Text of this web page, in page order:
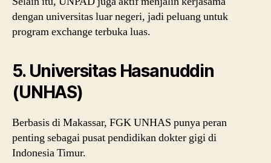
dengan universitas luar negeri, jadi peluang untuk
program exchange terbuka luas.
5. Universitas Hasanuddin
(UNHAS)
Berbasis di Makassar, FGK UNHAS punya peran
penting sebagai pusat pendidikan dokter gigi di
Indonesia Timur.